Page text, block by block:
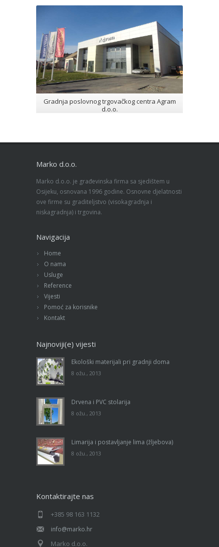
Gradnja poslovnog trgovačkog centra Agram
d.o.o.
Marko d.o.o.
Marko d.o.o. je građevinska firma sa sjedištem u
Osijeku, osnovana 1996 godine. Osnovne djelatnosti
ove firme su graditeljstvo (visokagradnja i
niskagradnja) i trgovina.
Navigacija
Home
O nama
Usluge
Reference
Vijesti
Pomoć za korisnike
Kontakt
Najnoviji(e) vijesti
Ekološki materijali pri gradnji doma
8 ožu., 2013
Drvena i PVC stolarija
8 ožu., 2013
Limarija i postavljanje lima (žljebova)
8 ožu., 2013
Kontaktirajte nas
+385 98 163 1132
info@marko.hr
Marko d.o.o.